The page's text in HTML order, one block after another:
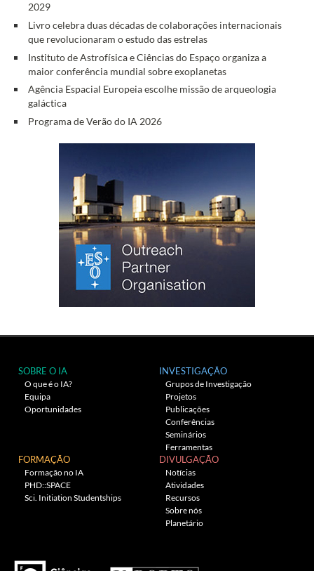
2029
Livro celebra duas décadas de colaborações internacionais
que revolucionaram o estudo das estrelas
Instituto de Astrofísica e Ciências do Espaço organiza a
maior conferência mundial sobre exoplanetas
Agência Espacial Europeia escolhe missão de arqueologia
galáctica
Programa de Verão do IA 2026
SOBRE O IA
O que é o IA?
Equipa
Oportunidades
INVESTIGAÇÃO
Grupos de Investigação
Projetos
Publicações
Conferências
Seminários
Ferramentas
FORMAÇÃO
Formação no IA
PHD::SPACE
Sci. Initiation Studentships
DIVULGAÇÃO
Notícias
Atividades
Recursos
Sobre nós
Planetário